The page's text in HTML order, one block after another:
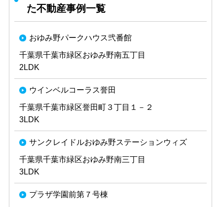
た不動産事例一覧
おゆみ野パークハウス弐番館
千葉県千葉市緑区おゆみ野南五丁目
2LDK
ウインベルコーラス誉田
千葉県千葉市緑区誉田町３丁目１－２
3LDK
サンクレイドルおゆみ野ステーションウィズ
千葉県千葉市緑区おゆみ野南三丁目
3LDK
プラザ学園前第７号棟